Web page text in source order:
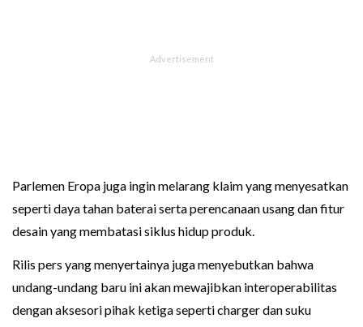
Parlemen Eropa juga ingin melarang klaim yang menyesatkan
seperti daya tahan baterai serta perencanaan usang dan fitur
desain yang membatasi siklus hidup produk.
Rilis pers yang menyertainya juga menyebutkan bahwa
undang-undang baru ini akan mewajibkan interoperabilitas
dengan aksesori pihak ketiga seperti charger dan suku